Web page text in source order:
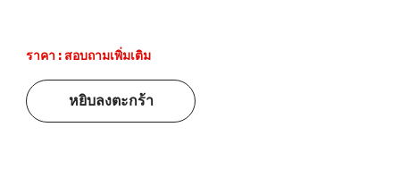
ราคา : สอบถามเพิ่มเติม
หยิบลงตะกร้า